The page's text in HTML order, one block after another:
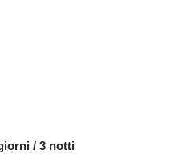
/ 3 notti